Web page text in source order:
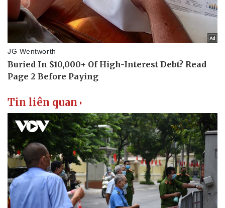
Tin liên quan